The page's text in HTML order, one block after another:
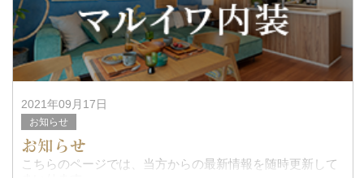
2021年09月17日
お知らせ
お知らせ
こちらのページでは、当方からの最新情報を随時更新して